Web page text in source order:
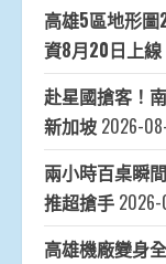
高雄5區地形
資8月20日上線
赴星國搶客！
新加坡 2026-
兩小時百桌瞬
推超搶手
高雄機廠變身